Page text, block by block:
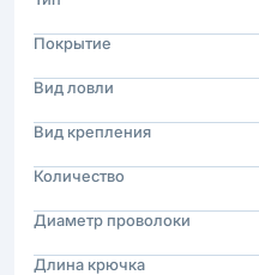
Покрытие
Вид ловли
Вид крепления
Количество
Диаметр проволоки
Длина крючка